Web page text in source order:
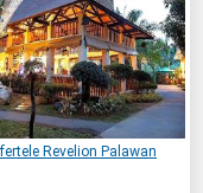
Revelion Palawan